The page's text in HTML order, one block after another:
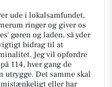
ude i lokalsamfundet,
ringer og giver os
gøren og laden, så yder
bidrag til at
Jeg vil opfordre
114, hver gang de
utrygge. Det samme skal
mistænkeligt eller har